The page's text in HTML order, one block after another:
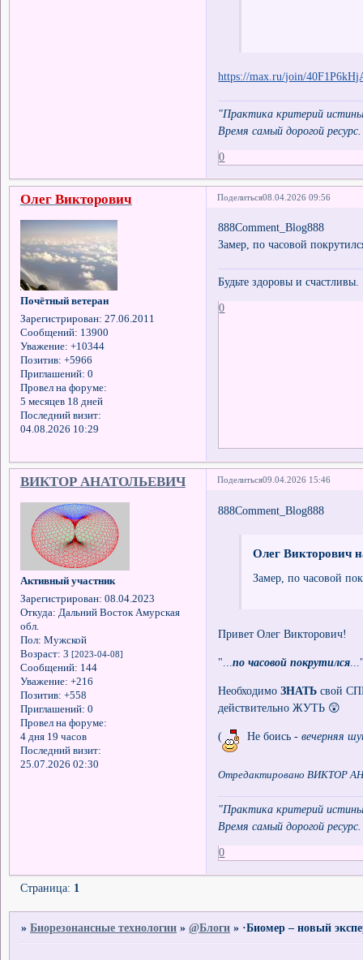
https://max.ru/join/
"Практика критерий
Время самый дорогой ресурс.
0
Поделиться08.04.2026 09:56
Олег Викторович
Почётный ветеран
Зарегистрирован: 27.06.2011
Сообщений: 13900
Уважение: +10344
Позитив: +5966
Приглашений: 0
Провел на форуме:
5 месяцев 18 дней
Последний визит:
04.08.2026 10:29
888Comment_Blog888
Замер, по часовой
Будьте здоровы и счастливы.
0
Поделиться09.04.2026 15:46
ВИКТОР АНАТОЛЬЕВИЧ
Активный участник
Зарегистрирован: 08.04.2023
Откуда: Дальний Восток Амурская
обл.
Пол: Мужской
Возраст: 3 [2023-04-08]
Сообщений: 144
Уважение: +216
Позитив: +558
Приглашений: 0
Провел на форуме:
4 дня 19 часов
Последний визит:
25.07.2026 02:30
888Comment_Blog888
Олег Викторович
Замер, по часовой
Привет Олег Викторович!
"...по часовой покрутился
НеобходимоЗНАТЬ свой
действительно ЖУТЬ 😲
( Не боись -вечерняя
Отредактировано ВИКТОР
"Практика критерий
Время самый дорогой ресурс.
0
Страница: 1
»Биорезонансные технологии »@Блоги » ·Биомер – новый